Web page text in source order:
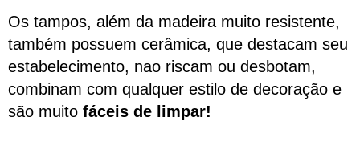
Os tampos, além da madeira muito resistente,
também possuem cerâmica, que destacam seu
estabelecimento, nao riscam ou desbotam,
combinam com qualquer estilo de decoração e
são muito fáceis de limpar!